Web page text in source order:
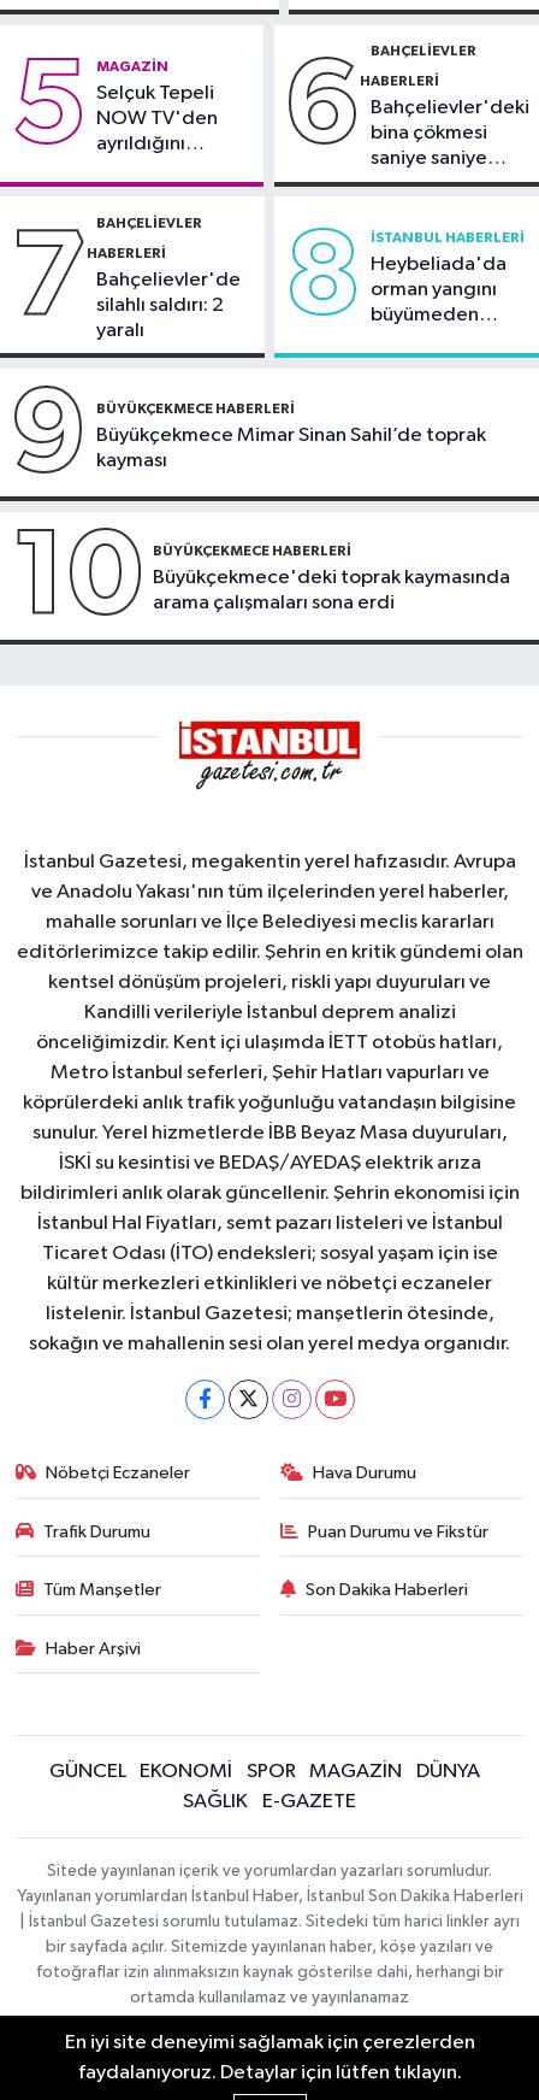
edeceğiz
plajlarını aratmadı
yoğun bakımda
silahlı kavga
5 MAGAZIN
Selçuk Tepeli
NOW TV'den
ayrıldığını
6 BAHÇELIEVLER
HABERLERI
Bahçelievler'deki
bina çökmesi
saniye saniye
görüntülendi
7 BAHÇELIEVLER
HABERLERI
Bahçelievler'de
silahlı saldırı: 2
yaralı
8 İSTANBUL HABERLERI
Heybeliada'da
orman yangını
büyümeden
9 BÜYÜKÇEKMECE HABERLERI
Büyükçekmece Mimar Sinan Sahil’de toprak
kayması
10 BÜYÜKÇEKMECE HABERLERI
Büyükçekmece'deki toprak kaymasında
arama çalışmaları sona erdi
İstanbul Gazetesi, megakentin yerel hafızasıdır. Avrupa
ve Anadolu Yakası'nın tüm ilçelerinden yerel haberler,
mahalle sorunları ve İlçe Belediyesi meclis kararları
editörlerimizce takip edilir. Şehrin en kritik gündemi olan
kentsel dönüşüm projeleri, riskli yapı duyuruları ve
Kandilli verileriyle İstanbul deprem analizi
önceliğimizdir. Kent içi ulaşımda İETT otobüs hatları,
Metro İstanbul seferleri, Şehir Hatları vapurları ve
köprülerdeki anlık trafik yoğunluğu vatandaşın bilgisine
sunulur. Yerel hizmetlerde İBB Beyaz Masa duyuruları,
İSKİ su kesintisi ve BEDAŞ/AYEDAŞ elektrik arıza
bildirimleri anlık olarak güncellenir. Şehrin ekonomisi için
İstanbul Hal Fiyatları, semt pazarı listeleri ve İstanbul
Ticaret Odası (İTO) endeksleri; sosyal yaşam için ise
kültür merkezleri etkinlikleri ve nöbetçi eczaneler
listelenir. İstanbul Gazetesi; manşetlerin ötesinde,
sokağın ve mahallenin sesi olan yerel medya organıdır.
Nöbetçi Eczaneler Hava Durumu
Trafik Durumu Puan Durumu ve Fikstür
Tüm Manşetler Son Dakika Haberleri
Haber Arşivi
GÜNCEL EKONOMİ SPOR MAGAZİN
DÜNYA
SAĞLIK
E-GAZETE
Sitede yayınlanan içerik ve yorumlardan yazarları sorumludur.
Yayınlanan yorumlardan İstanbul Haber, İstanbul Son Dakika Haberleri
| İstanbul Gazetesi sorumlu tutulamaz. Sitedeki tüm harici linkler ayrı
bir sayfada açılır. Sitemizde yayınlanan haber, köşe yazıları ve
fotoğraflar izin alınmaksızın kaynak gösterilse dahi, herhangi bir
ortamda kullanılamaz ve yayınlanamaz
İletişim
Künye
KURUMSAL
Haber Yazılımı:TE Bilişim |
En iyi site deneyimi sağlamak için çerezlerden
faydalanıyoruz. Detaylar için lütfen tıklayın.